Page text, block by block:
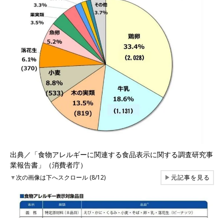
出典／「食物アレルギーに関連する食品表示に関する調査研究事
業報告書」（消費者庁）
▼次の画像は下へスクロール (8/12) ▶元記事を見る